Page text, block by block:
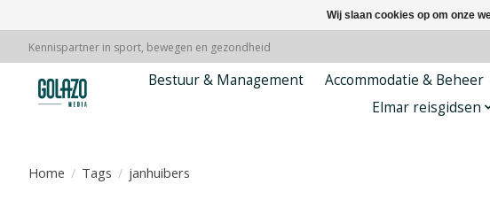
Kennispartner in sport, bewegen en gezondheid
Bestuur & Management Accommodatie & Beheer
Elmar reisgidsen
Home / Tags / janhuibers
Wij slaan cookies op om onze